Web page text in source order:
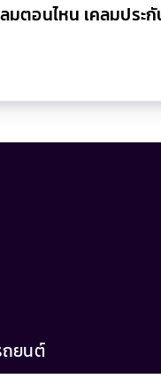
มตอนไหน เคลมประ
ถยนต์